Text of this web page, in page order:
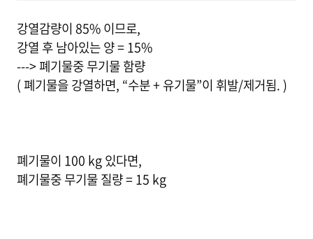
강열감량이 85% 이므로,
강열 후 남아있는 양 = 15%
---> 폐기물중 무기물 함량
( 폐기물을 강열하면, “수분 + 유기물”이 휘발/제거됨. )
폐기물이 100 kg 있다면,
폐기물중 무기물 질량 = 15 kg